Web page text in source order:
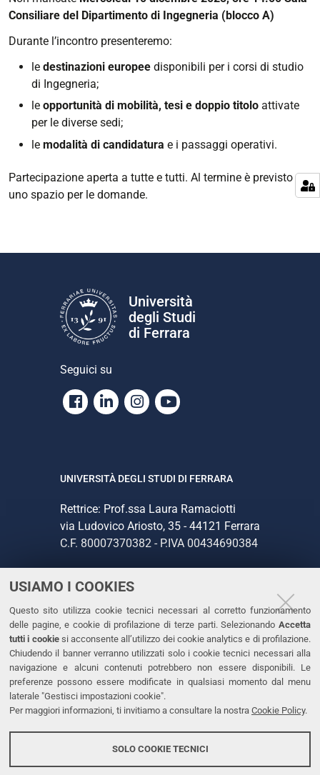
USIAMO I COOKIES
Questo sito utilizza cookie tecnici necessari al corretto funzionamento
delle pagine, e cookie di profilazione di terze parti. Selezionando Accetta
tutti i cookiesi acconsente all’utilizzo dei cookie analytics e di profilazione.
Chiudendo il banner verranno utilizzati solo i cookie tecnici necessari alla
navigazione e alcuni contenuti potrebbero non essere disponibili. Le
preferenze possono essere modificate in qualsiasi momento dal menu
laterale "Gestisci impostazioni cookie".
Per maggiori informazioni, ti invitiamo a consultare la nostra Cookie Policy.
SOLO COOKIE TECNICI
Consiliare del Dipartimento di Ingegneria (blocco A)
Durante l’incontro presenteremo:
le destinazioni europee disponibili per i corsi di studio
di Ingegneria;
le opportunità di mobilità, tesi e doppio titolo attivate
per le diverse sedi;
le modalità di candidatura e i passaggi operativi.
Partecipazione aperta a tutte e tutti. Al termine è previsto
uno spazio per le domande.
Università
degli Studi
di Ferrara
Seguici su
Facebook
LinkedinInstagram
Youtube
UNIVERSITÀ DEGLI STUDI DI FERRARA
Rettrice: Prof.ssa Laura Ramaciotti
via Ludovico Ariosto, 35 - 44121 Ferrara
C.F. 80007370382 - P.IVA 00434690384
CONTATTI
Tel. +39 0532 293111
Fax. +39 0532 293031
PEC
LINKS
Dichiarazione di accessibilità
Protezione dati personali